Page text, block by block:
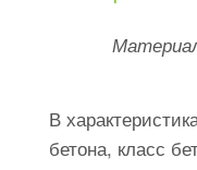
В
бетона, класс